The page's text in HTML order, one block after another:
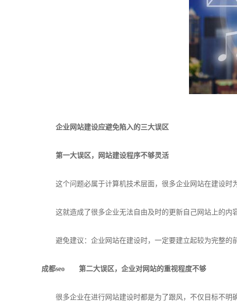
企业网站建设应避免陷入的三大误区
第一大误区，网站建设程序不够灵活
这个问题必属于计算机技术层面，很多企业网站在建设时为
这就造成了很多企业无法自由及时的更新自己网站上的内
避免建议：企业网站在建设时，一定要建立起较为完整的
成都seo 第二大误区，企业对网站的重视程度不够
很多企业在进行网站建设时都是为了跟风，不仅目标不明